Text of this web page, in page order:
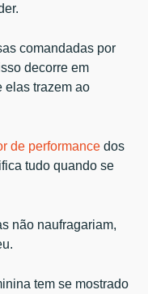
comandadas por
decorre em
elas trazem ao
de performance dos
tudo quando se
não naufragariam,
tem se mostrado